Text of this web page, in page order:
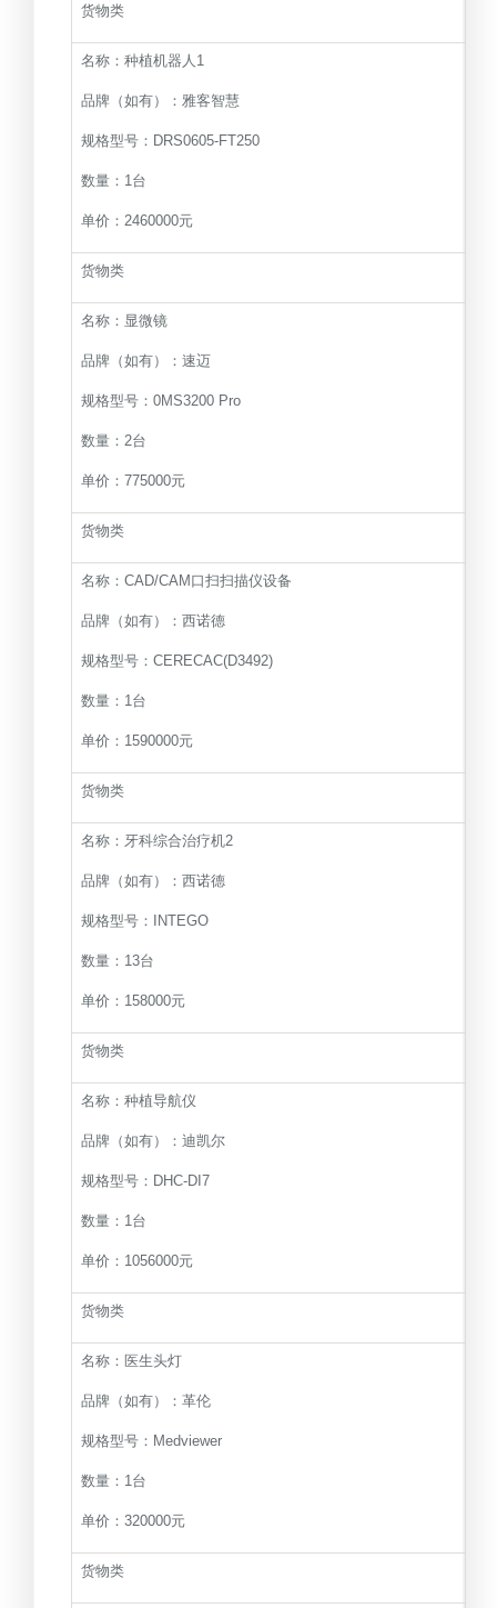
货物类
名称：种植机器人1
品牌（如有）：雅客智慧
规格型号：DRS0605-FT250
数量：1台
单价：2460000元
货物类
名称：显微镜
品牌（如有）：速迈
规格型号：0MS3200 Pro
数量：2台
单价：775000元
货物类
名称：CAD/CAM口扫扫描仪设备
品牌（如有）：西诺德
规格型号：CERECAC(D3492)
数量：1台
单价：1590000元
货物类
名称：牙科综合治疗机2
品牌（如有）：西诺德
规格型号：INTEGO
数量：13台
单价：158000元
货物类
名称：种植导航仪
品牌（如有）：迪凯尔
规格型号：DHC-DI7
数量：1台
单价：1056000元
货物类
名称：医生头灯
品牌（如有）：革伦
规格型号：Medviewer
数量：1台
单价：320000元
货物类